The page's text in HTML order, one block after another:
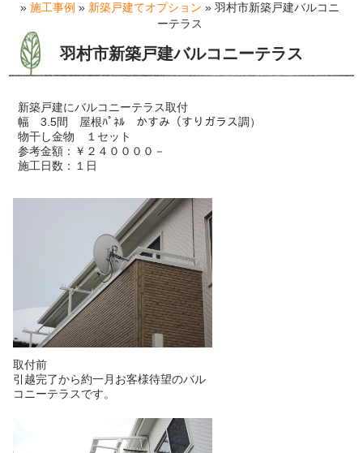
» 施工事例 » 新築戸建てオプション » 羽村市新築戸建バルコニ
ーテラス
羽村市新築戸建バルコニーテラス
新築戸建にバルコニーテラス取付
幅 3.5間 屋根ﾊﾟﾈﾙ かすみ（すりガラス調）
物干し金物 １セット
参考金額：￥２４００００－
施工日数：１日
取付前
引越完了から約一月お客様待望のバル
コニーテラスです。